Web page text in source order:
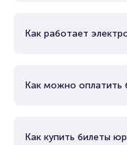
Как работает
Как можно оплатить
Как купить билеты